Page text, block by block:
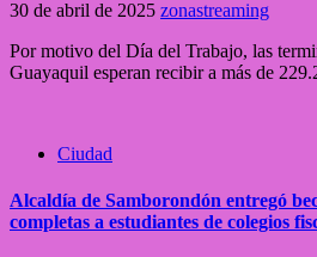
30 de abril de 2025 zonastreaming
Por motivo del Día del Trabajo, las
Guayaquil esperan recibir a más de
Ciudad
Alcaldía de Samborondón entregó
completas a estudiantes de colegios